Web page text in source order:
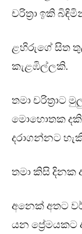
චරිත්‍රා ඉකි
ළහිරුගේ සිත
කැළඹිල්ලකි.
තමා චරිත්‍රාට
මොහොතක
දරාගන්නට
තමා කිසි දිනක
අනෙක් අතට
යන